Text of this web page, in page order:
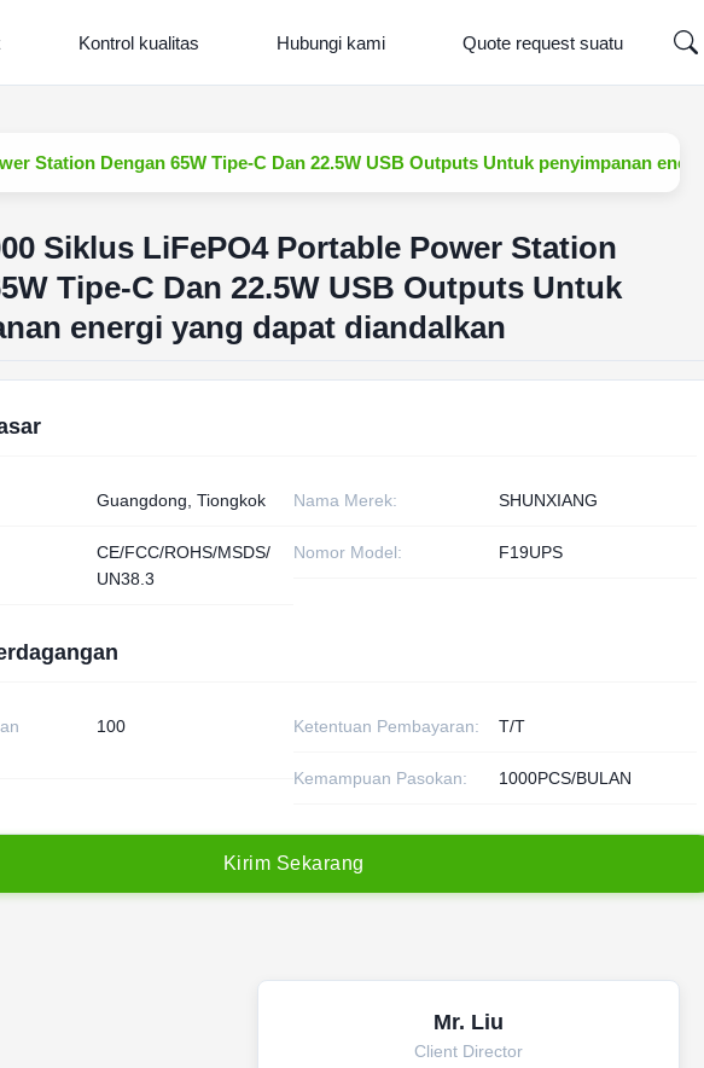
Kontrol kualitas Hubungi kami Quote request suatu
Station Dengan 65W Tipe-C Dan 22.5W USB Outputs Untuk penyimpanan
Siklus LiFePO4 Portable Power Station
Tipe-C Dan 22.5W USB Outputs Untuk
energi yang dapat diandalkan
Guangdong, Tiongkok Nama Merek: SHUNXIANG
CE/FCC/ROHS/MSDS/
UN38.3
Nomor Model: F19UPS
100 Ketentuan Pembayaran: T/T
Kemampuan Pasokan: 1000PCS/BULAN
Kirim Sekarang
Mr. Liu
Client Director